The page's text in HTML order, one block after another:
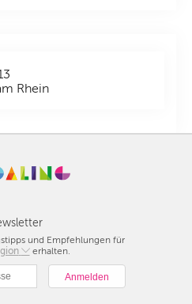
Rhein
und Empfehlungen für
erhalten.